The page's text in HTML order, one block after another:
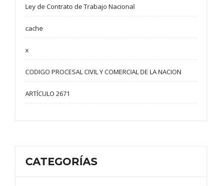
Ley de Contrato de Trabajo Nacional
cache
x
CODIGO PROCESAL CIVIL Y COMERCIAL DE LA NACION
ARTÍCULO 2671
CATEGORÍAS